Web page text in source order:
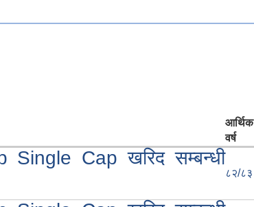
आर्थिक
वर्ष
Single Cap खरिद सम्बन्धी
८२/८३